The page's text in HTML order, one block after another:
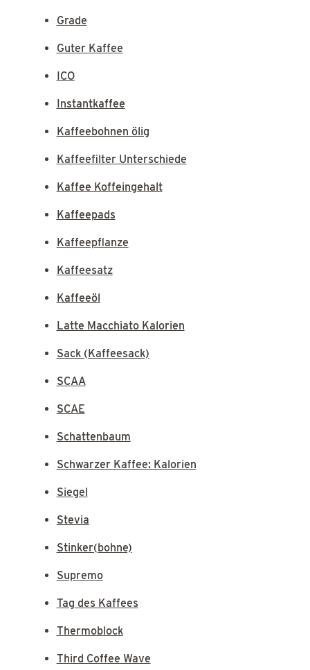
Grade
Guter Kaffee
ICO
Instantkaffee
Kaffeebohnen ölig
Kaffeefilter Unterschiede
Kaffee Koffeingehalt
Kaffeepads
Kaffeepflanze
Kaffeesatz
Kaffeeöl
Latte Macchiato Kalorien
Sack (Kaffeesack)
SCAA
SCAE
Schattenbaum
Schwarzer Kaffee: Kalorien
Siegel
Stevia
Stinker(bohne)
Supremo
Tag des Kaffees
Thermoblock
Third Coffee Wave